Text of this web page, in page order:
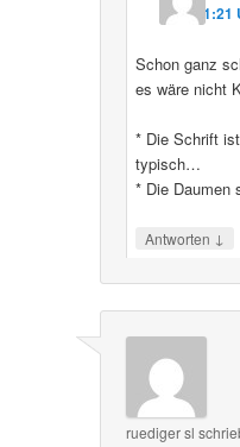
11:21
Schon ganz
es wäre nicht
* Die Schrift
typisch…
* Die Daumen
Antworten ↓
ruediger sl